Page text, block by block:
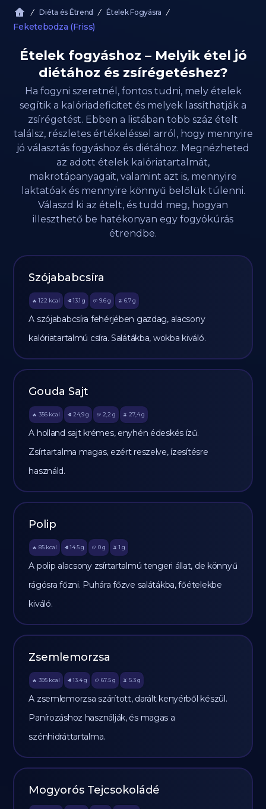
Diéta és Étrend Ételek Fogyásra
Feketebodza (Friss)
Ételek fogyáshoz – Melyik étel jó
diétához és zsírégetéshez?
Ha fogyni szeretnél, fontos tudni, mely ételek
segítik a kalóriadeficitet és melyek lassíthatják a
zsírégetést. Ebben a listában több száz ételt
találsz, részletes értékeléssel arról, hogy mennyire
jó választás fogyáshoz és diétához. Megnézheted
az adott ételek kalóriatartalmát,
makrotápanyagait, valamint azt is, mennyire
laktatóak és mennyire könnyű belőlük túlenni.
Válaszd ki az ételt, és tudd meg, hogyan
illeszthető be hatékonyan egy fogyókúrás
étrendbe.
Szójababcsíra
🔥 122 kcal 🥩 13.1 g 🥔 9.6g 🫒 6.7 g
A szójababcsíra fehérjében gazdag, alacsony
kalóriatartalmú csíra. Salátákba, wokba kiváló.
Gouda Sajt
🔥 356 kcal 🥩 24,9 g 🥔 2,2 g 🫒 27,4 g
A holland sajt krémes, enyhén édeskés ízű.
Zsírtartalma magas, ezért reszelve, ízesítésre
használd.
Polip
🔥 85 kcal 🥩 14.5 g 🥔 0g 🫒 1 g
A polip alacsony zsírtartalmú tengeri állat, de könnyű
rágósra főzni. Puhára főzve salátákba, főételekbe
kiváló.
Zsemlemorzsa
🔥 395 kcal 🥩 13.4 g 🥔 67.5g 🫒 5.3 g
A zsemlemorzsa szárított, darált kenyérből készül.
Panírozáshoz használják, és magas a
szénhidráttartalma.
Mogyorós Tejcsokoládé